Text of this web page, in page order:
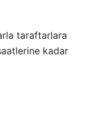
taraftarlara
kadar